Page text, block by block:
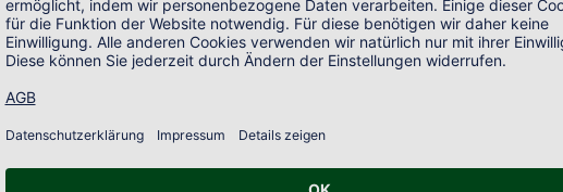
gegen Langeweile: